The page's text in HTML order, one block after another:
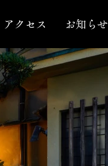
アクセス お知らせ